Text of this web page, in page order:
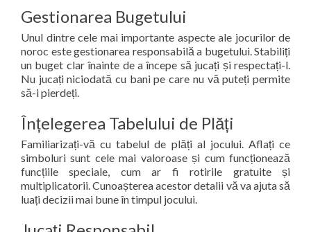
Gestionarea Bugetului
Unul dintre cele mai importante aspecte ale jocurilor de
noroc este gestionarea responsabilă a bugetului. Stabiliți
un buget clar înainte de a începe să jucați și respectați-l.
Nu jucați niciodată cu bani pe care nu vă puteți permite
să-i pierdeți.
Înțelegerea Tabelului de Plăți
Familiarizați-vă cu tabelul de plăți al jocului. Aflați ce
simboluri sunt cele mai valoroase și cum funcționează
funcțiile speciale, cum ar fi rotirile gratuite și
multiplicatorii. Cunoașterea acestor detalii vă va ajuta să
luați decizii mai bune în timpul jocului.